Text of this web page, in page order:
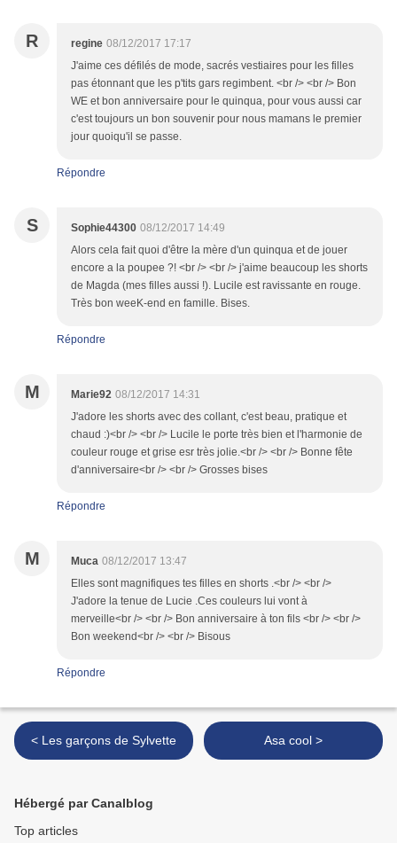
R regine 08/12/2017 17:17
J'aime ces défilés de mode, sacrés vestiaires pour les filles
pas étonnant que les p'tits gars regimbent. <br /> <br /> Bon
WE et bon anniversaire pour le quinqua, pour vous aussi car
c'est toujours un bon souvenir pour nous mamans le premier
jour quoiqu'il se passe.
Répondre
S Sophie44300 08/12/2017 14:49
Alors cela fait quoi d'être la mère d'un quinqua et de jouer
encore a la poupee ?! <br /> <br /> j'aime beaucoup les shorts
de Magda (mes filles aussi !). Lucile est ravissante en rouge.
Très bon weeK-end en famille. Bises.
Répondre
M Marie92 08/12/2017 14:31
J'adore les shorts avec des collant, c'est beau, pratique et
chaud :)<br /> <br /> Lucile le porte très bien et l'harmonie de
couleur rouge et grise esr très jolie.<br /> <br /> Bonne fête
d'anniversaire<br /> <br /> Grosses bises
Répondre
M Muca 08/12/2017 13:47
Elles sont magnifiques tes filles en shorts .<br /> <br />
J'adore la tenue de Lucie .Ces couleurs lui vont à
merveille<br /> <br /> Bon anniversaire à ton fils <br /> <br />
Bon weekend<br /> <br /> Bisous
Répondre
< Les garçons de Sylvette Asa cool >
Hébergé par Canalblog
Top articles